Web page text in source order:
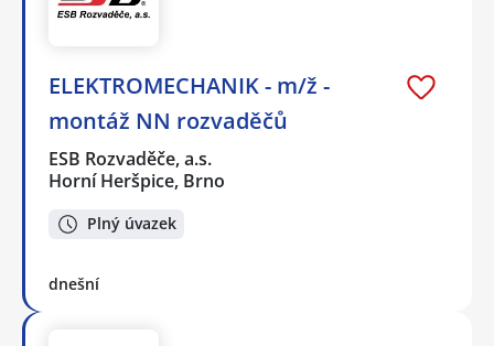
ELEKTROMECHANIK - m/ž -
montáž NN rozvaděčů
ESB Rozvaděče, a.s.
Horní Heršpice, Brno
Plný úvazek
dnešní